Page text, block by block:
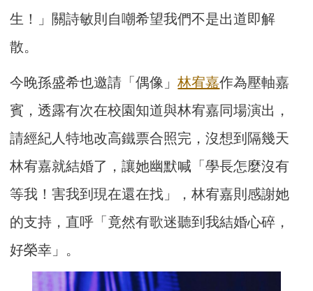
生！」關詩敏則自嘲希望我們不是出道即解
散。
今晚孫盛希也邀請「偶像」林宥嘉作為壓軸嘉
賓，透露有次在校園知道與林宥嘉同場演出，
請經紀人特地改高鐵票合照完，沒想到隔幾天
林宥嘉就結婚了，讓她幽默喊「學長怎麼沒有
等我！害我到現在還在找」，林宥嘉則感謝她
的支持，直呼「竟然有歌迷聽到我結婚心碎，
好榮幸」。